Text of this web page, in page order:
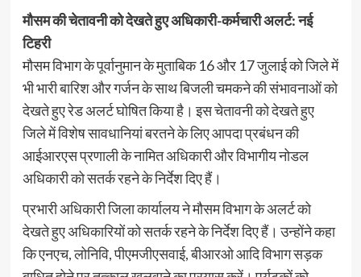
मौसम की चेतावनी को देखते हुए अधिकारी-कर्मचारी अलर्ट: नई
टिहरी
मौसम विभाग के पूर्वानुमान के मुताबिक 16 और 17 जुलाई को जिले में
भी भारी बारिश और गर्जन के साथ बिजली चमकने की संभावनाओं को
देखते हुए रेड अलर्ट घोषित किया है। इस चेतावनी को देखते हुए
जिले में विशेष सावधानियां बरतने के लिए आपदा प्रबंधन की
आईआरएस प्रणाली के नामित अधिकारी और विभागीय नोडल
अधिकारी को सतर्क रहने के निर्देश दिए हैं।
प्रभारी अधिकारी जिला कार्यालय ने मौसम विभाग के अलर्ट को
देखते हुए अधिकारियों को सतर्क रहने के निर्देश दिए हैं। उन्होंने कहा
कि एनएच, लोनिवि, पीएमजीएसवाई, बीआरओ आदि विभाग सड़क